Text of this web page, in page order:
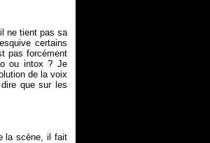
ne tient pas sa
certains
pas forcément
ou intox ? Je
de la voix
que sur les
la scène, il fait